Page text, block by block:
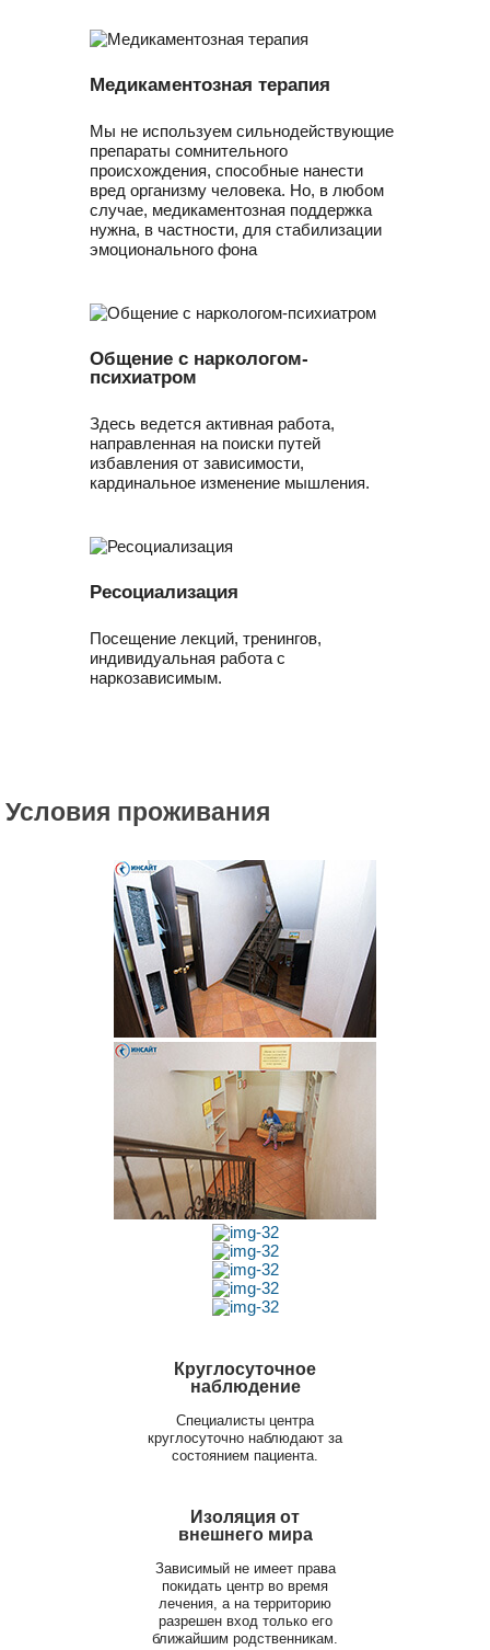
Медикаментозная терапия
Мы не используем сильнодействующие
препараты сомнительного
происхождения, способные нанести
вред организму человека. Но, в любом
случае, медикаментозная поддержка
нужна, в частности, для стабилизации
эмоционального фона
Общение с наркологом-
психиатром
Здесь ведется активная работа,
направленная на поиски путей
избавления от зависимости,
кардинальное изменение мышления.
Ресоциализация
Посещение лекций, тренингов,
индивидуальная работа с
наркозависимым.
Условия проживания
Круглосуточное
наблюдение
Специалисты центра
круглосуточно наблюдают за
состоянием пациента.
Изоляция от
внешнего мира
Зависимый не имеет права
покидать центр во время
лечения, а на территорию
разрешен вход только его
ближайшим родственникам.